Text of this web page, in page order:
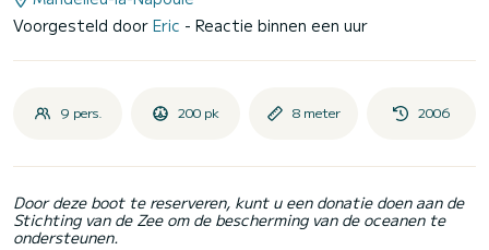
Voorgesteld door Eric - Reactie binnen een uur
9 pers. 200 pk 8 meter 2006
Door deze boot te reserveren, kunt u een donatie doen aan de
Stichting van de Zee om de bescherming van de oceanen te
ondersteunen.